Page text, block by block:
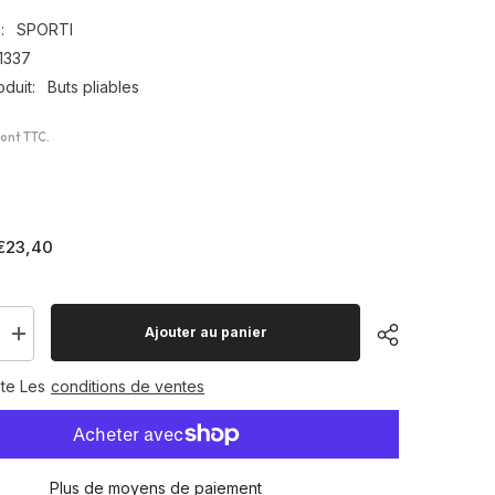
SPORTI
Buts pliables
TTC.
Augmenter
la
quantité
pour
Filet
Ajouter au panier
Les conditions de ventes
Plus de moyens de paiement